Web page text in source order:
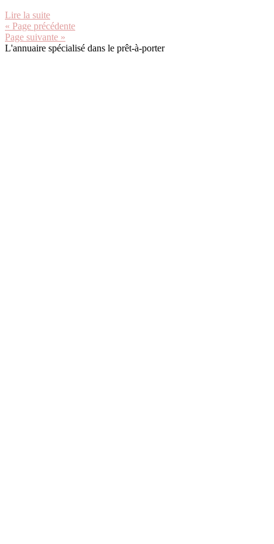
Lire la suite
« Page précédente
Page suivante »
L'annuaire spécialisé dans le prêt-à-porter